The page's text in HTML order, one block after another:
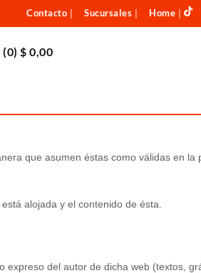
Contacto Sucursales Home
(0)$ 0,00
que asumen éstas como válidas en la
alojada y el contenido de ésta.
expreso del autor de dicha web (textos,